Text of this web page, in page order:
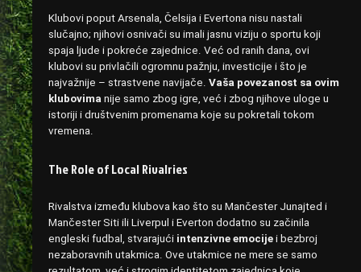
Klubovi poput Arsenala, Čelsija i Evertona nisu nastali
slučajno; njihovi osnivači su imali jasnu viziju o sportu koji
spaja ljude i pokreće zajednice. Već od ranih dana, ovi
klubovi su privlačili ogromnu pažnju, investicije i što je
najvažnije – strastvene navijače. Vaša povezanost sa ovim
klubovima nije samo zbog igre, već i zbog njihove uloge u
istoriji i društvenim promenama koje su pokretali tokom
vremena.
The Role of Local Rivalries
Rivalstva između klubova kao što su Mančester Junajted i
Mančester Siti ili Liverpul i Everton dodatno su začinila
engleski fudbal, stvarajući intenzivne emocije i bezbroj
nezaboravnih utakmica. Ove utakmice ne mere se samo